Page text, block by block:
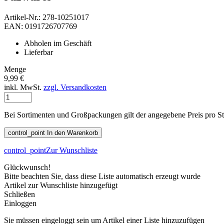
Artikel-Nr.: 278-10251017
EAN: 0191726707769
Abholen im Geschäft
Lieferbar
Menge
9,99 €
inkl. MwSt. zzgl. Versandkosten
Bei Sortimenten und Großpackungen gilt der angegebene Preis pro
control_point In den Warenkorb
control_pointZur Wunschliste
Glückwunsch!
Bitte beachten Sie, dass diese Liste automatisch erzeugt wurde
Artikel zur Wunschliste hinzugefügt
Schließen
Einloggen
Sie müssen eingeloggt sein um Artikel einer Liste hinzuzufügen